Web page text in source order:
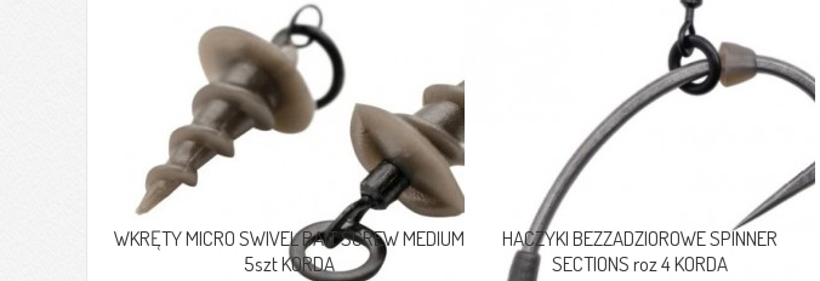
WKRĘTY MICRO SWIVEL BAIT SCREW MEDIUM
5szt KORDA
HACZYKI BEZZADZIOROWE SPINNER
SECTIONS roz 4 KORDA